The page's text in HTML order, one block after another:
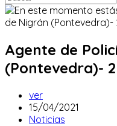
Agente de
(Pontevedra)-
Autor
de
la
ver
Publicación
de
15/04/2021
Categoría
Noticias